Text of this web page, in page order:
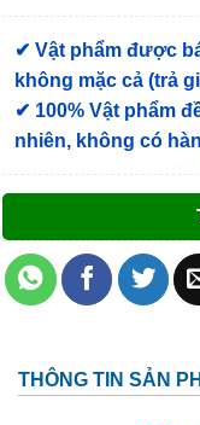
✔ Vật phẩm được
không mặc cả (trả
✔ 100% Vật phẩm
nhiên, không có
THÔNG TIN SẢN